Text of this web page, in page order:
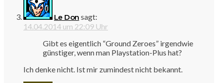
Le Don sagt:
14.04.2014 um 22:09 Uhr
Gibt es eigentlich “Ground Zeroes” irgendwie
günstiger, wenn man Playstation-Plus hat?
Ich denke nicht. Ist mir zumindest nicht bekannt.